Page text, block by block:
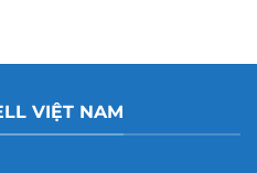
VIỆT NAM